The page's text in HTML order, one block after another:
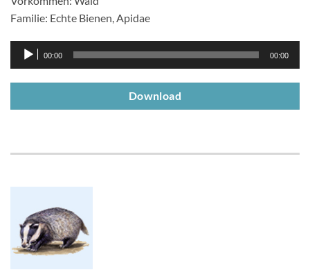
Familie: Echte Bienen, Apidae
Audio-
Player
00:00 00:00
Download